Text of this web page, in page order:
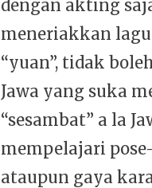
dengan akting
meneriakkan
“yuan”, tidak
Jawa yang suka
“sesambat” a la
mempelajari
ataupun gaya